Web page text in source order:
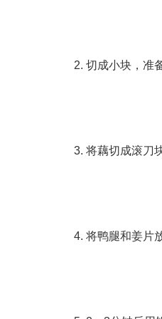
2. 切成小块，准
3. 将藕切成滚刀
4. 将鸭腿和姜片